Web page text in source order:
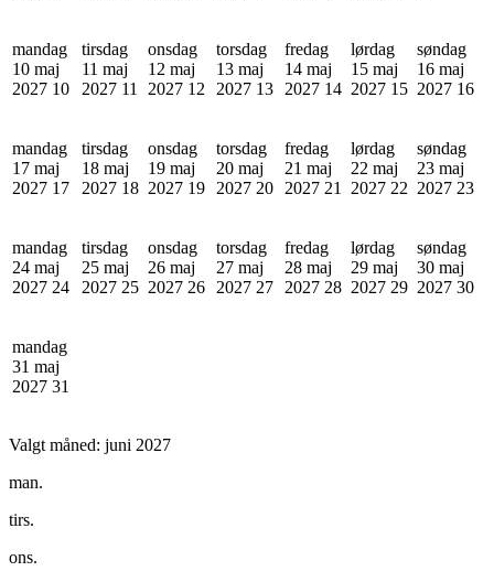
mandag
10 maj
2027 10
tirsdag
11 maj
2027 11
onsdag
12 maj
2027 12
torsdag
13 maj
2027 13
fredag
14 maj
2027 14
lørdag
15 maj
2027 15
søndag
16 maj
2027 16
mandag
17 maj
2027 17
tirsdag
18 maj
2027 18
onsdag
19 maj
2027 19
torsdag
20 maj
2027 20
fredag
21 maj
2027 21
lørdag
22 maj
2027 22
søndag
23 maj
2027 23
mandag
24 maj
2027 24
tirsdag
25 maj
2027 25
onsdag
26 maj
2027 26
torsdag
27 maj
2027 27
fredag
28 maj
2027 28
lørdag
29 maj
2027 29
søndag
30 maj
2027 30
mandag
31 maj
2027 31
Valgt måned: juni 2027
man.
tirs.
ons.